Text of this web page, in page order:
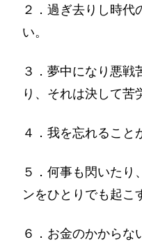
２．過ぎ去りし時代
い。
３．夢中になり悪戦
り、それは決して苦
４．我を忘れること
５．何事も閃いたり
ンをひとりでも起こ
６．お金のかからな